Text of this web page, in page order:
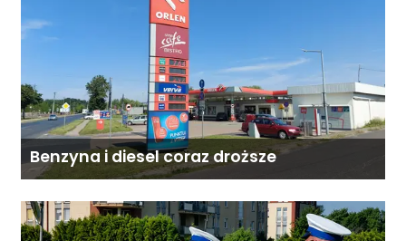
Benzyna i diesel coraz droższe